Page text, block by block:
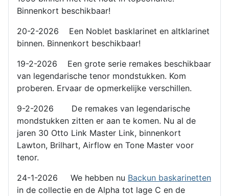
Binnenkort beschikbaar!
20-2-2026 Een Noblet basklarinet en altklarinet
binnen. Binnenkort beschikbaar!
19-2-2026 Een grote serie remakes beschikbaar
van legendarische tenor mondstukken. Kom
proberen. Ervaar de opmerkelijke verschillen.
9-2-2026 De remakes van legendarische
mondstukken zitten er aan te komen. Nu al de
jaren 30 Otto Link Master Link, binnenkort
Lawton, Brilhart, Airflow en Tone Master voor
tenor.
24-1-2026 We hebben nu Backun baskarinetten
in de collectie en de Alpha tot lage C en de